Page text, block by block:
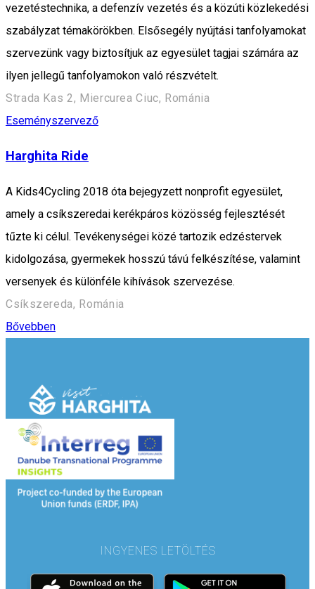
vezetéstechnika, a defenzív vezetés és a közúti közlekedési
szabályzat témakörökben. Elsősegély nyújtási tanfolyamokat
szervezünk vagy biztosítjuk az egyesület tagjai számára az
ilyen jellegű tanfolyamokon való részvételt.
Strada Kas 2, Miercurea Ciuc, Románia
Eseményszervező
Harghita Ride
A Kids4Cycling 2018 óta bejegyzett nonprofit egyesület,
amely a csíkszeredai kerékpáros közösség fejlesztését
tűzte ki célul. Tevékenységei közé tartozik edzéstervek
kidolgozása, gyermekek hosszú távú felkészítése, valamint
versenyek és különféle kihívások szervezése.
Csíkszereda, Románia
Bővebben
INGYENES LETÖLTÉS